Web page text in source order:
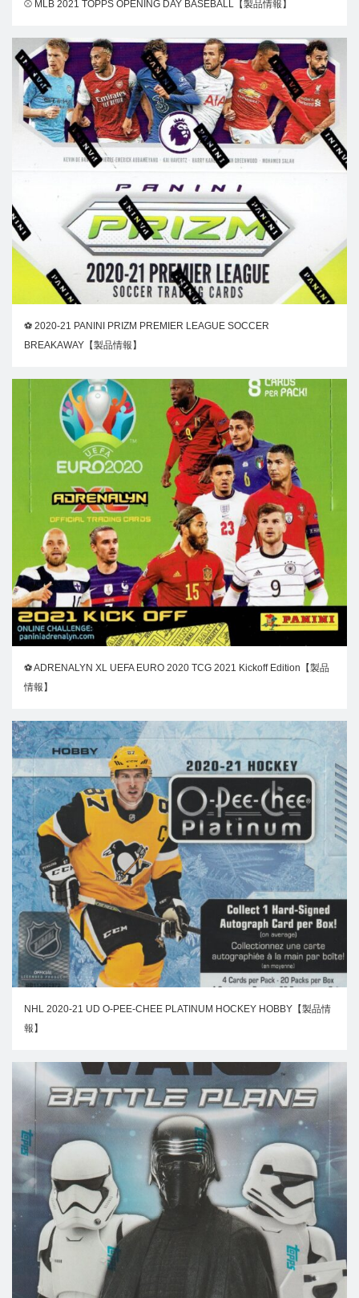
⚾ MLB 2021 TOPPS OPENING DAY BASEBALL【製品情報】
⚽ 2020-21 PANINI PRIZM PREMIER LEAGUE SOCCER
BREAKAWAY【製品情報】
⚽ ADRENALYN XL UEFA EURO 2020 TCG 2021 Kickoff Edition【製品
情報】
NHL 2020-21 UD O-PEE-CHEE PLATINUM HOCKEY HOBBY【製品情
報】